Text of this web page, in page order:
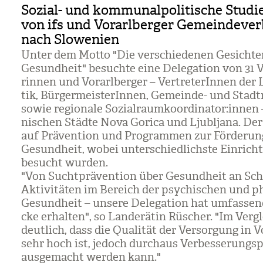
Sozial- und kommunalpolitische
von ifs und Vorarlberger
nach Slowenien
Unter dem Motto "Die ver­schie­de­nen
Gesund­heit" besuchte eine Dele­ga­tion von 31
rin­nen und Vor­arl­ber­ger – Ver­tre­te­rIn­nen der
tik, Bür­ger­meis­te­rIn­nen, Gemeinde- und
sowie regio­nale Sozi­al­raum­ko­or­di­na­tor:innen
ni­schen Städte Nova Gorica und Ljubljana.
auf Prä­ven­tion und Pro­gram­men zur
Gesund­heit, wobei unter­schied­lichste
besucht wur­den.
"Von Sucht­prä­ven­tion über Gesund­heit an
Akti­vi­tä­ten im Bereich der psy­chi­schen und
Gesund­heit – unsere Dele­ga­tion hat
cke erhal­ten", so Lan­de­rä­tin Rüscher. "Im
deut­lich, dass die Qua­li­tät der Ver­sor­gung in
sehr hoch ist, jedoch durch­aus
aus­ge­macht wer­den kann."